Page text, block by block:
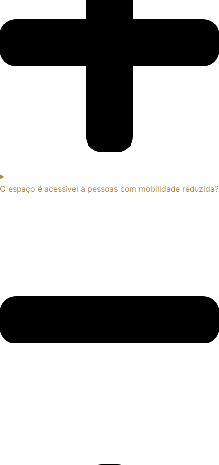
O espaço é acessível a pessoas com mobilidade reduzida?